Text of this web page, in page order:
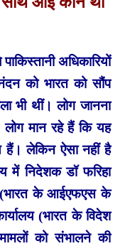
अधिकारियों
को भारत को सौंप
भी थीं। लोग जानना
मान रहे हैं कि यह
हैं। लेकिन ऐसा नहीं है
में निदेशक डॉ फरिहा
(भारत के आईएफएस के
(भारत के विदेश
को संभालने की